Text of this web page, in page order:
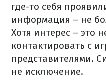
где-то себя
информация – не
Хотя интерес – это
контактировать с
представителями.
не исключение.